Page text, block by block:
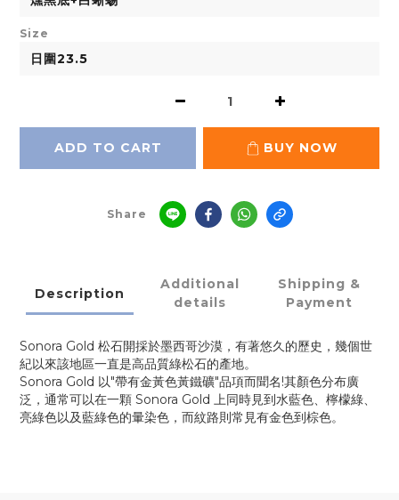
Size
ADD TO CART BUY NOW
Share
Description
Additional
details
Shipping &
Payment
Sonora Gold 松石開採於墨西哥沙漠，有著悠久的歷史，幾個世
紀以來該地區一直是高品質綠松石的產地。
Sonora Gold 以"帶有金黃色黃鐵礦"品項而聞名!其顏色分布廣
泛，通常可以在一顆 Sonora Gold 上同時見到水藍色、檸檬綠、
亮綠色以及藍綠色的暈染色，而紋路則常見有金色到棕色。